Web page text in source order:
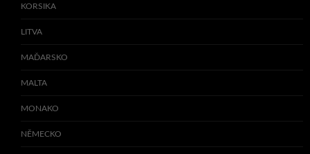
KORSIKA
LITVA
MAĎARSKO
MALTA
MONAKO
NĚMECKO